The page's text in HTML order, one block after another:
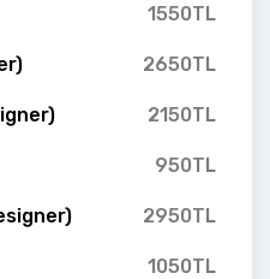
1550TL
2650TL
2150TL
950TL
2950TL
1050TL